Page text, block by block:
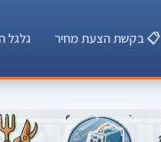
📋 בקשת הצעת מחיר גלגל